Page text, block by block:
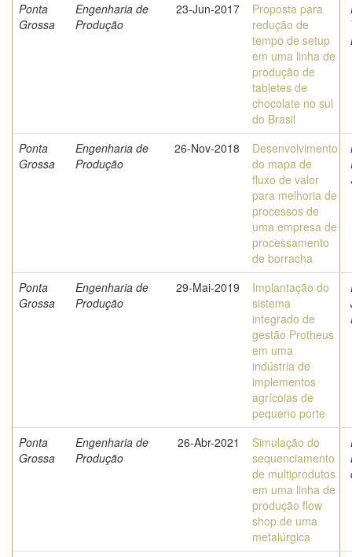
Ponta
Grossa
Engenharia de
Produção
23-Jun-2017
Proposta para
redução de
tempo de setup
em uma linha de
produção de
tabletes de
chocolate no sul
do Brasil
Ponta
Grossa
Engenharia de
Produção
26-Nov-2018
Desenvolvimento
do mapa de
fluxo de valor
para melhoria de
processos de
uma empresa de
processamento
de borracha
Ponta
Grossa
Engenharia de
Produção
29-Mai-2019
Implantação do
sistema
integrado de
gestão Protheus
em uma
indústria de
implementos
agrícolas de
pequeno porte
Ponta
Grossa
Engenharia de
Produção
26-Abr-2021
Simulação do
sequenciamento
de multiprodutos
em uma linha de
produção flow
shop de uma
metalúrgica